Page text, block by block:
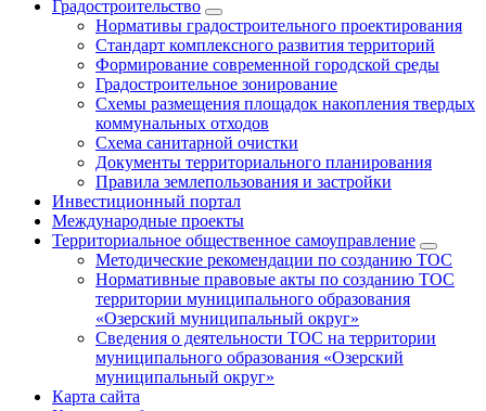
Градостроительство
Нормативы градостроительного проектирования
Стандарт комплексного развития территорий
Формирование современной городской среды
Градостроительное зонирование
Схемы размещения площадок накопления твердых
коммунальных отходов
Схема санитарной очистки
Документы территориального планирования
Правила землепользования и застройки
Инвестиционный портал
Международные проекты
Территориальное общественное самоуправление
Методические рекомендации по созданию ТОС
Нормативные правовые акты по созданию ТОС
территории муниципального образования
«Озерский муниципальный округ»
Сведения о деятельности ТОС на территории
муниципального образования «Озерский
муниципальный округ»
Карта сайта